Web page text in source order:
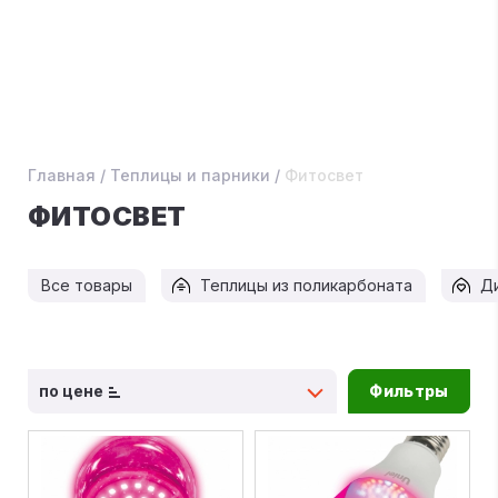
Главная / Теплицы и парники / Фитосвет
ФИТОСВЕТ
Все товары Теплицы из поликарбоната
по цене Фильтры